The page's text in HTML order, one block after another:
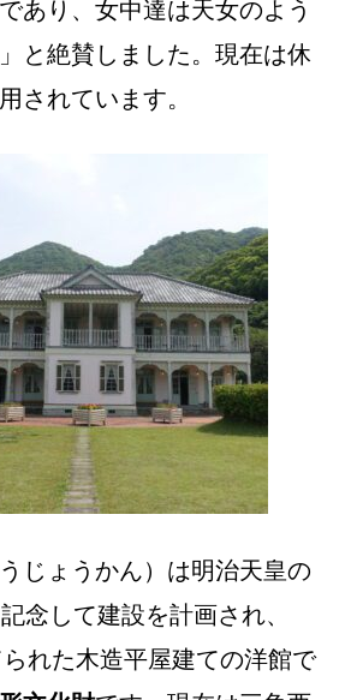
あり、女中達は天女のよう
と絶賛しました。現在は休
されています。
じょうかん）は明治天皇の
念して建設を計画され、
れた木造平屋建ての洋館で